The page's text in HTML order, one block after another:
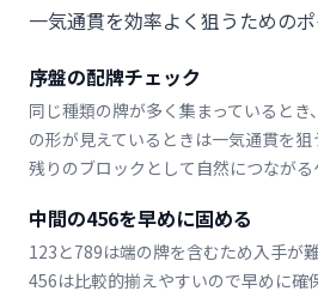
一気通貫を効率よく狙うためのポ
序盤の配牌チェック
同じ種類の牌が多く集まっているとき
の形が見えているときは一気通貫を
残りのブロックとして自然につながる
中間の456を早めに固める
123と789は端の牌を含むため入手が
456は比較的揃えやすいので早めに確